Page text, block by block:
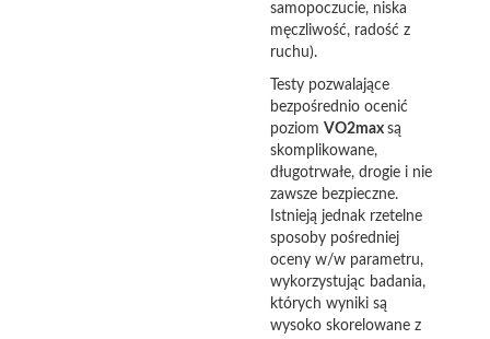
samopoczucie, niska
męczliwość, radość z
ruchu).
Testy pozwalające
bezpośrednio ocenić
poziom VO2max są
skomplikowane,
długotrwałe, drogie i nie
zawsze bezpieczne.
Istnieją jednak rzetelne
sposoby pośredniej
oceny w/w parametru,
wykorzystując badania,
których wyniki są
wysoko skorelowane z